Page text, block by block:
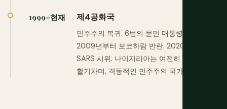
1999–현재 제4공화국
민주주의 복귀. 6번의 문민 대통령 교체.
2009년부터 보코하람 반란. 2020년 엔드
SARS 시위. 나이지리아는 여전히 복잡하고,
활기차며, 격동적인 민주주의 국가.